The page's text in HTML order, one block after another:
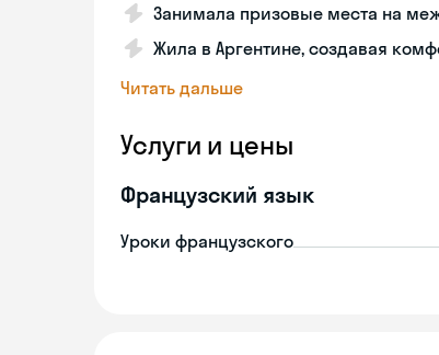
Занимала призовые места на
Жила в Аргентине, создавая
Читать дальше
Услуги и цены
Французский язык
Уроки французского